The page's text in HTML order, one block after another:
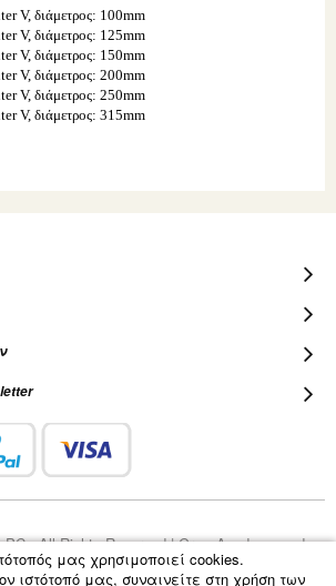
μας χρησιμοποιεί cookies.
ιστότοπό μας, συναινείτε στη χρήση των
V, διάμετρος: 100mm
V, διάμετρος: 125mm
V, διάμετρος: 150mm
V, διάμετρος: 200mm
V, διάμετρος: 250mm
V, διάμετρος: 315mm
- All Rights Reserved | Grow Academy and
trademarks of Cropscience PC